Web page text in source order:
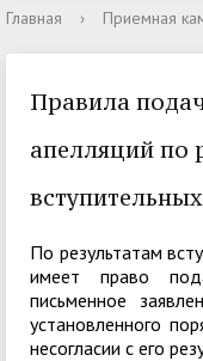
Главная › Приемная
Правила
апелляций по
По результатам
имеет право
письменное
установленного
несогласии с его